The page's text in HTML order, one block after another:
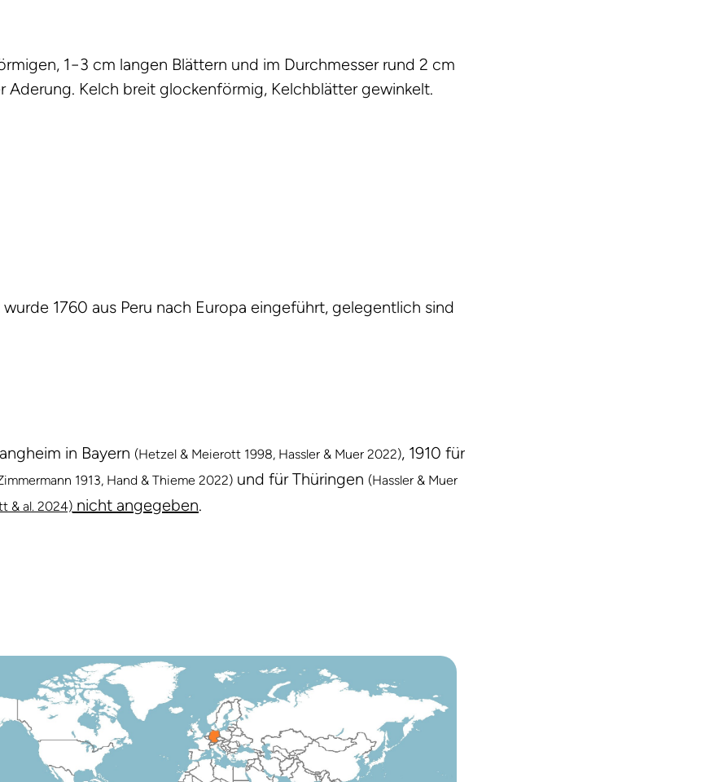
1−3 cm langen Blättern und im Durchmesser rund 2 cm
Aderung. Kelch breit glockenförmig, Kelchblätter gewinkelt.
1760 aus Peru nach Europa eingeführt, gelegentlich sind
in Bayern (Hetzel & Meierott 1998, Hassler & Muer 2022), 1910 für
1913, Hand & Thieme 2022) und für Thüringen (Hassler & Muer
& al. 2024) nicht angegeben.